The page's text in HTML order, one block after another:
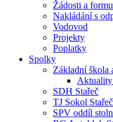
Žádosti a
Nakládání s
Vodovod
Projekty
Poplatky
Spolky
Základní škola
Aktuality
SDH Stařeč
TJ Sokol
SPV oddíl